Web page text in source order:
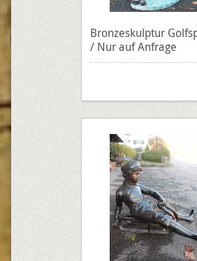
Bronzeskulptur
/ Nur auf Anfrage